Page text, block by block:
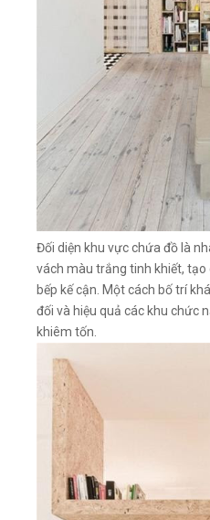
Đối diện khu vực chứa đồ là
vách màu trắng tinh khiết,
bếp kế cận. Một cách bố trí
đối và hiệu quả các khu chức
khiêm tốn.